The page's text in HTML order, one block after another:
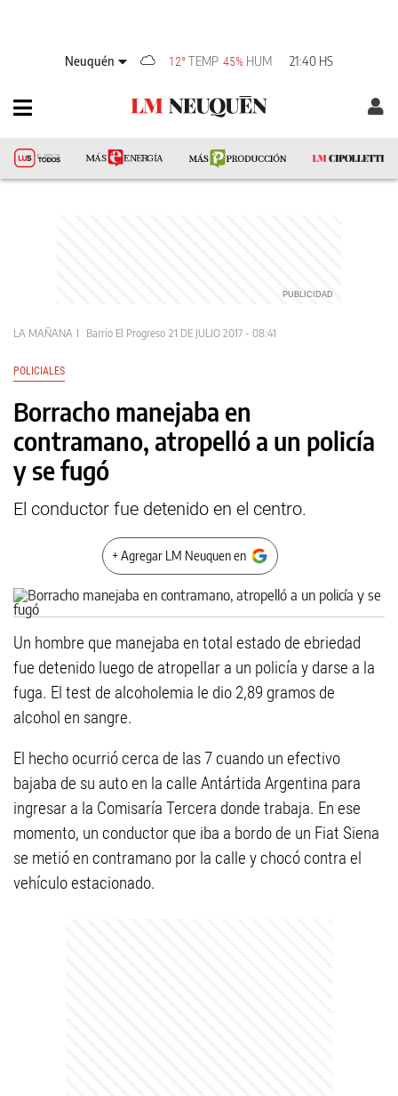
Neuquén 12° TEMP 45% HUM 21:40 HS
LA MAÑANA Barrio El Progreso 21 DE JULIO 2017 - 08:41
POLICIALES
Borracho manejaba en
contramano, atropelló a un policía
y se fugó
El conductor fue detenido en el centro.
+ Agregar LM Neuquen en
Un hombre que manejaba en total estado de ebriedad
fue detenido luego de atropellar a un policía y darse a la
fuga. El test de alcoholemia le dio 2,89 gramos de
alcohol en sangre.
El hecho ocurrió cerca de las 7 cuando un efectivo
bajaba de su auto en la calle Antártida Argentina para
ingresar a la Comisaría Tercera donde trabaja. En ese
momento, un conductor que iba a bordo de un Fiat Siena
se metió en contramano por la calle y chocó contra el
vehículo estacionado.